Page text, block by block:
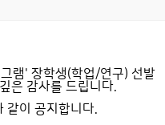
램' 장학생(학업/연구) 선발
은 감사를 드립니다.
같이 공지합니다.